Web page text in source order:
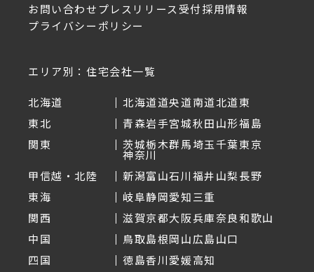
お問い合わせ プレスリリース受付採用情報
プライバシーポリシー
エリア別：住宅会社一覧
北海道 北海道道央道南道北道東
東北
青森岩手宮城秋田山形福島
関東
茨城栃木群馬埼玉千葉東京
神奈川
甲信越・北陸
新潟富山石川福井山梨長野
東海
岐阜静岡愛知三重
関西
滋賀京都大阪兵庫奈良和歌山
中国
鳥取島根岡山広島山口
四国
徳島香川愛媛高知